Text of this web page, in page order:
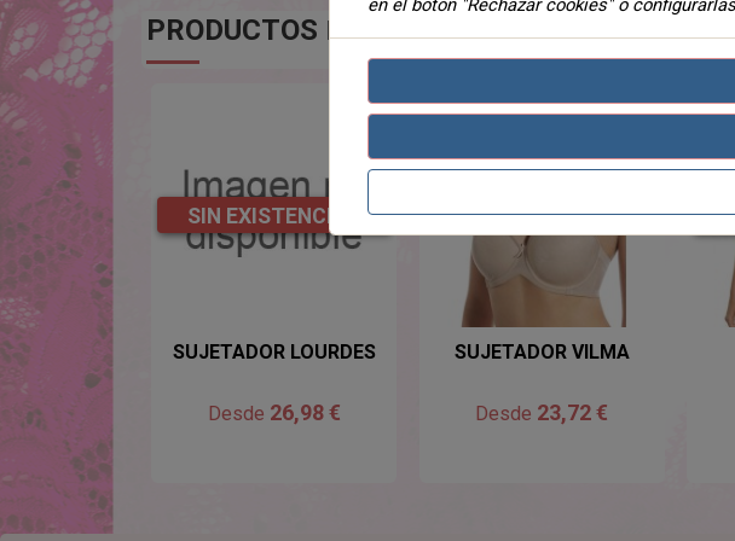
PRODUCTOS DE LA MISMA CATEGORIA
SIN EXISTENCIAS
SUJETADOR LOURDES
Desde 26,98 €
SUJETADOR VILMA
Desde 23,72 €